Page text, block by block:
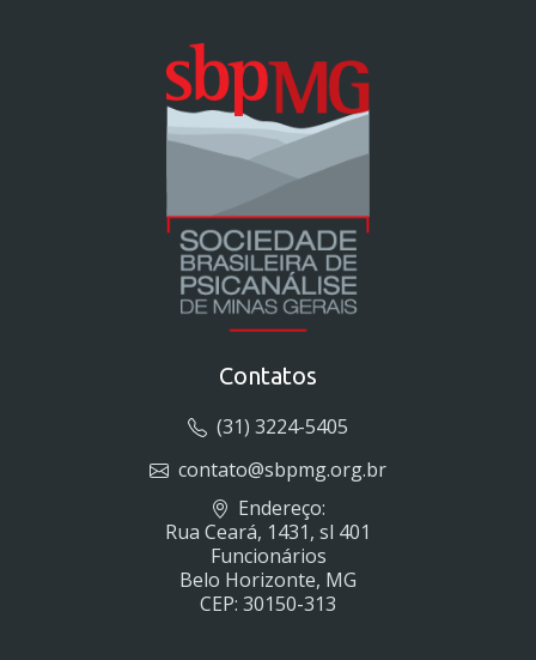
Contatos
(31) 3224-5405
contato@sbpmg.org.br
Endereço:
Rua Ceará, 1431, sl 401
Funcionários
Belo Horizonte, MG
CEP: 30150-313